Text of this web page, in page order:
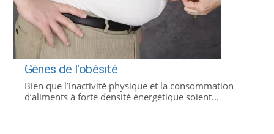
Gènes de l'obésité
Bien que l’inactivité physique et la consommation
d’aliments à forte densité énergétique soient...